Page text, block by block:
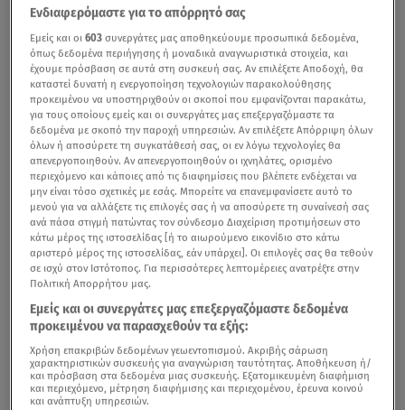
Ενδιαφερόμαστε για το απόρρητό σας
Εμείς και οι603 συνεργάτες μας αποθηκεύουμε προσωπικά δεδομένα,
όπως δεδομένα περιήγησης ή μοναδικά αναγνωριστικά στοιχεία, και
έχουμε πρόσβαση σε αυτά στη συσκευή σας. Αν επιλέξετε Αποδοχή, θα
καταστεί δυνατή η ενεργοποίηση τεχνολογιών παρακολούθησης
προκειμένου να υποστηριχθούν οι σκοποί που εμφανίζονται παρακάτω,
για τους οποίους εμείς και οι συνεργάτες μας επεξεργαζόμαστε τα
δεδομένα με σκοπό την παροχή υπηρεσιών. Αν επιλέξετε Απόρριψη όλων
όλων ή αποσύρετε τη συγκατάθεσή σας, οι εν λόγω τεχνολογίες θα
απενεργοποιηθούν. Αν απενεργοποιηθούν οι ιχνηλάτες, ορισμένο
περιεχόμενο και κάποιες από τις διαφημίσεις που βλέπετε ενδέχεται να
μην είναι τόσο σχετικές με εσάς. Μπορείτε να επανεμφανίσετε αυτό το
μενού για να αλλάξετε τις επιλογές σας ή να αποσύρετε τη συναίνεσή σας
ανά πάσα στιγμή πατώντας τον σύνδεσμο Διαχείριση προτιμήσεων στο
κάτω μέρος της ιστοσελίδας [ή το αιωρούμενο εικονίδιο στο κάτω
αριστερό μέρος της ιστοσελίδας, εάν υπάρχει]. Οι επιλογές σας θα τεθούν
σε ισχύ στον Ιστότοπος. Για περισσότερες λεπτομέρειες ανατρέξτε στην
Πολιτική Απορρήτου μας.
Εμείς και οι συνεργάτες μας επεξεργαζόμαστε δεδομένα
προκειμένου να παρασχεθούν τα εξής:
Χρήση επακριβών δεδομένων γεωεντοπισμού. Ακριβής σάρωση
χαρακτηριστικών συσκευής για αναγνώριση ταυτότητας. Αποθήκευση ή/
και πρόσβαση στα δεδομένα μιας συσκευής. Εξατομικευμένη διαφήμιση
και περιεχόμενο, μέτρηση διαφήμισης και περιεχομένου, έρευνα κοινού
και ανάπτυξη υπηρεσιών.